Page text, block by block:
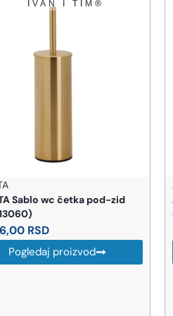
Teflonska Glava 125
Pogledaj proizvod